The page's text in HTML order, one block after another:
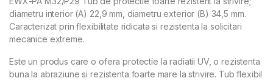
diametru interior (A) 22,9 mm, diametru exterior (B) 34,5 mm.
Caracterizat prin flexibilitate ridicata si rezistenta la solicitari
mecanice extreme.
Este un produs care o ofera protectie la radiatii UV, o rezistenta
buna la abraziune si rezistenta foarte mare la strivire. Tub flexibil